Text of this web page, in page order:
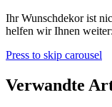
Ihr Wunschdekor ist
helfen wir Ihnen weiter:
Press to skip carousel
Verwandte